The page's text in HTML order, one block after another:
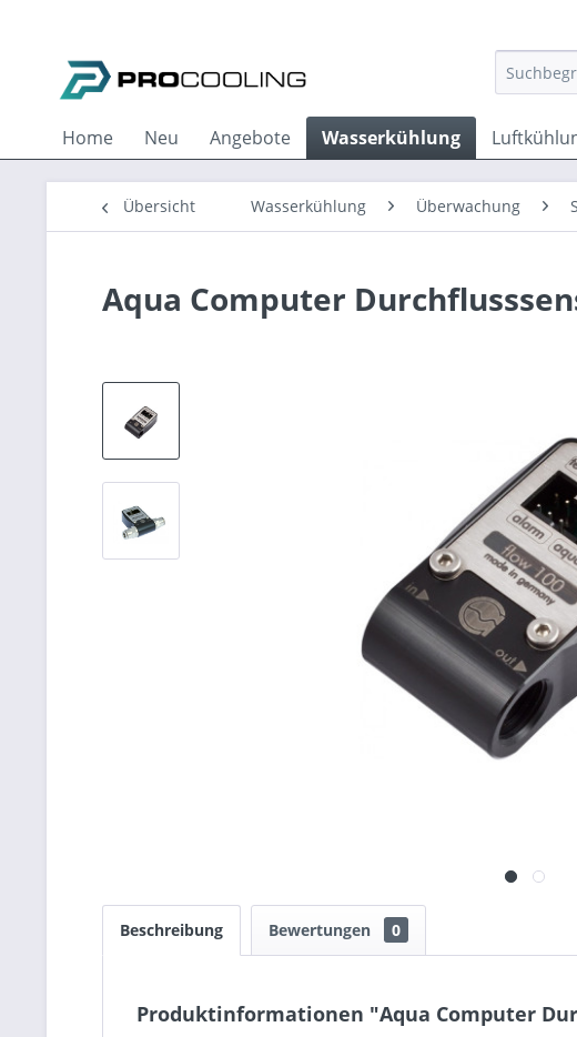
Home Neu Angebote Wasserkühlung
Übersicht Wasserkühlung Überwachung
Aqua Computer
Beschreibung Bewertungen 0
Produktinformationen "Aqua Computer